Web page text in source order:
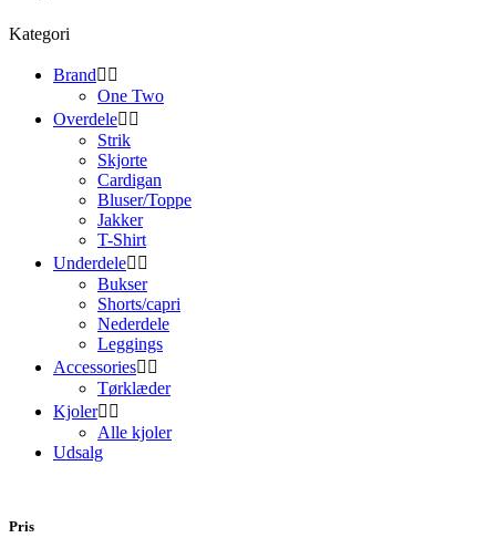
Kategori
Brand 
One Two
Overdele 
Strik
Skjorte
Cardigan
Bluser/Toppe
Jakker
T-Shirt
Underdele 
Bukser
Shorts/capri
Nederdele
Leggings
Accessories 
Tørklæder
Kjoler 
Alle kjoler
Udsalg
Pris